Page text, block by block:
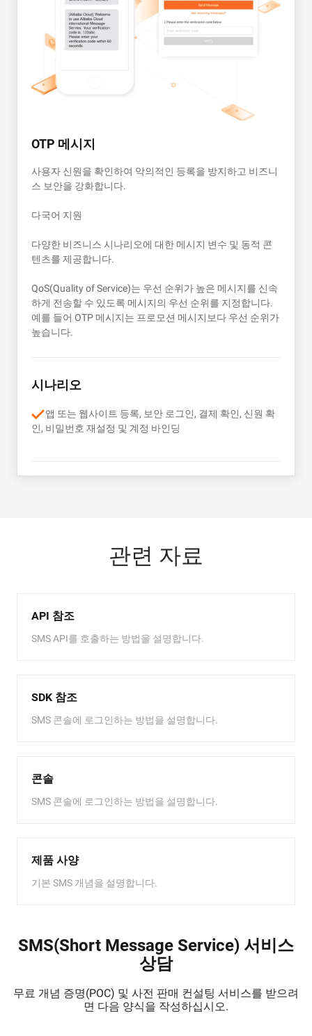
OTP 메시지
사용자 신원을 확인하여 악의적인 등록을 방지하고 비즈니
스 보안을 강화합니다.
다국어 지원
다양한 비즈니스 시나리오에 대한 메시지 변수 및 동적 콘
텐츠를 제공합니다.
QoS(Quality of Service)는 우선 순위가 높은 메시지를 신속
하게 전송할 수 있도록 메시지의 우선 순위를 지정합니다.
예를 들어 OTP 메시지는 프로모션 메시지보다 우선 순위가
높습니다.
시나리오
앱 또는 웹사이트 등록, 보안 로그인, 결제 확인, 신원 확
인, 비밀번호 재설정 및 계정 바인딩
관련 자료
API 참조
SMS API를 호출하는 방법을 설명합니다.
SDK 참조
SMS 콘솔에 로그인하는 방법을 설명합니다.
콘솔
SMS 콘솔에 로그인하는 방법을 설명합니다.
제품 사양
기본 SMS 개념을 설명합니다.
SMS(Short Message Service) 서비스
상담
무료 개념 증명(POC) 및 사전 판매 컨설팅 서비스를 받으려
면 다음 양식을 작성하십시오.